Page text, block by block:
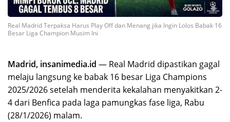
Real Madrid Terpaksa Harus Play Off dan Menang jika Ingin Lolos Babak 16
Besar Liga Champion Musim Ini
Madrid, insanimedia.id — Real Madrid dipastikan gagal
melaju langsung ke babak 16 besar Liga Champions
2025/2026 setelah menderita kekalahan menyakitkan 2-
4 dari Benfica pada laga pamungkas fase liga, Rabu
(28/1/2026) malam.